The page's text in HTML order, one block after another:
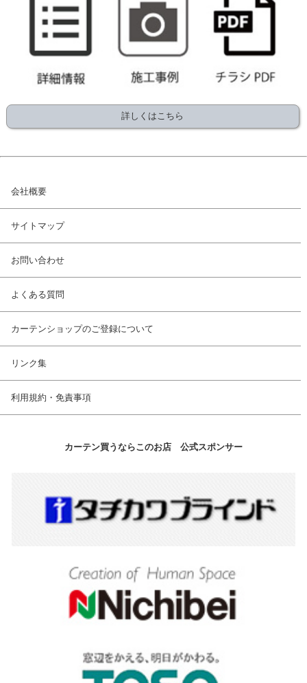
詳しくはこちら
会社概要
サイトマップ
お問い合わせ
よくある質問
カーテンショップのご登録について
リンク集
利用規約・免責事項
カーテン買うならこのお店 公式スポンサー